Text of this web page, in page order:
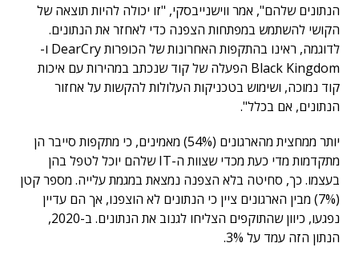
הנתונים שלהם", אמר ווישנייבסקי, "זו יכולה להיות תוצאה של
הקושי להשתמש במפתחות הצפנה כדי לאחזר את הנתונים.
לדוגמה, ראינו בהתקפות האחרונות של הכופרות DearCry ו-
Black Kingdom הפעלה של קוד שנכתב במהירות עם איכות
קוד נמוכה, ושימוש בטכניקות העלולות להקשות על אחזור
הנתונים, אם בכלל".
יותר ממחצית מהארגונים (54%) מאמינים, כי מתקפות סייבר הן
מתקדמות מדי כעת מכדי שצוות ה-IT שלהם יוכל לטפל בהן
בעצמו. כך, סחיטה בלא הצפנה נמצאת במגמת עלייה. מספר קטן
(7%) מבין הארגונים ציין כי הנתונים לא הוצפנו, אך הם עדיין
נפגעו, כיוון שהתוקפים הצליחו לגנוב את הנתונים. ב-2020,
הנתון הזה עמד על 3%.